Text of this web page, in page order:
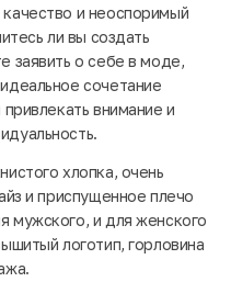
и неоспоримый
ли вы создать
заявить о себе в моде,
сочетание
внимание и
хлопка, очень
и приспущенное плечо
мужского, и для женского
логотип, горловина